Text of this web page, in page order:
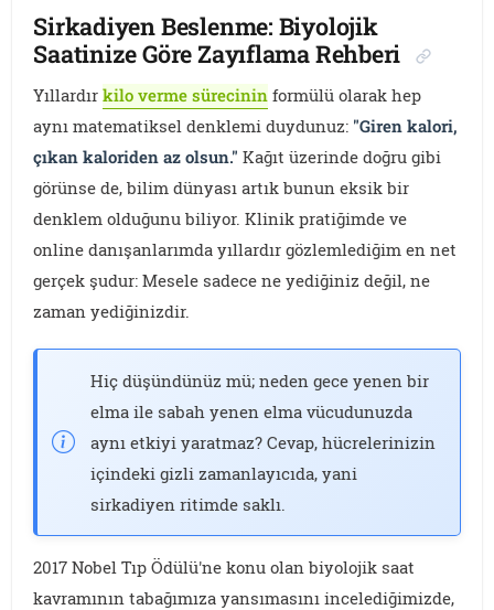
Sirkadiyen Beslenme: Biyolojik
Saatinize Göre Zayıflama Rehberi
Yıllardırkilo verme sürecinin formülü olarak hep
aynı matematiksel denklemi duydunuz: "Giren kalori,
çıkan kaloriden az olsun." Kağıt üzerinde doğru gibi
görünse de, bilim dünyası artık bunun eksik bir
denklem olduğunu biliyor. Klinik pratiğimde ve
online danışanlarımda yıllardır gözlemlediğim en net
gerçek şudur: Mesele sadece ne yediğiniz değil, ne
zaman yediğinizdir.
Hiç düşündünüz mü; neden gece yenen bir
elma ile sabah yenen elma vücudunuzda
aynı etkiyi yaratmaz? Cevap, hücrelerinizin
içindeki gizli zamanlayıcıda, yani
sirkadiyen ritimde saklı.
2017 Nobel Tıp Ödülü'ne konu olan biyolojik saat
kavramının tabağımıza yansımasını incelediğimizde,